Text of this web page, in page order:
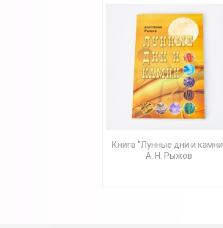
Книга "Лунные дни и
А. Н. Рыжов